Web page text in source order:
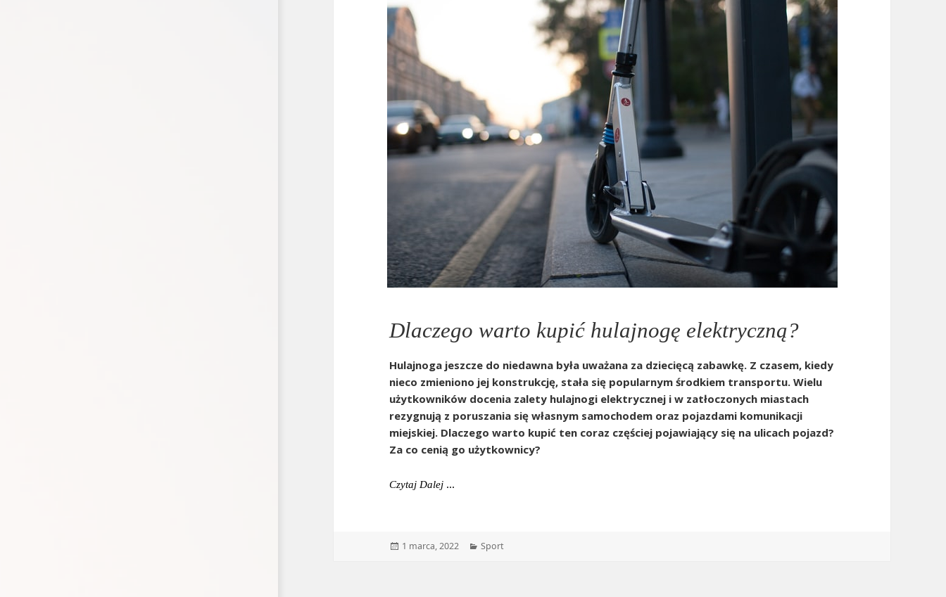
Dlaczego warto kupić hulajnogę elektryczną?
Hulajnoga jeszcze do niedawna była uważana za dziecięcą zabawkę. Z czasem, kiedy
nieco zmieniono jej konstrukcję, stała się popularnym środkiem transportu. Wielu
użytkowników docenia zalety hulajnogi elektrycznej i w zatłoczonych miastach
rezygnują z poruszania się własnym samochodem oraz pojazdami komunikacji
miejskiej. Dlaczego warto kupić ten coraz częściej pojawiający się na ulicach pojazd?
Za co cenią go użytkownicy?
Czytaj Dalej
Data
1 marca, 2022 Kategorie
Sport